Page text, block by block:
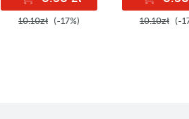
10.10zł (-17%) 10.10zł (-